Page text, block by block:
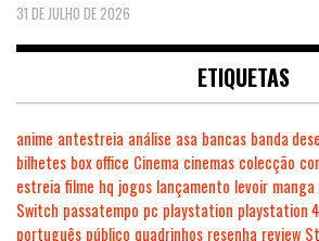
31 DE JULHO DE 2026
ETIQUETAS
anime antestreia análise asa bancas banda
bilhetes box office Cinema cinemas colecção
estreia filme hq jogos lançamento levoir manga
Switch passatempo pc playstation playstation 4
português público quadrinhos resenha review